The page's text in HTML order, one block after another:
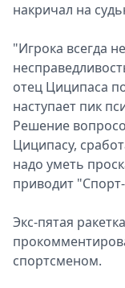
Звезды
2026
Скачай
Metro
накричал на
"Игрока всегда
отец Циципаса
наступает пик
Решение
Циципасу,
надо уметь
приводит
Экс-пятая
спортсменом.